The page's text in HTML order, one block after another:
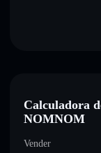
Calculadora
NOMNOM
Vender